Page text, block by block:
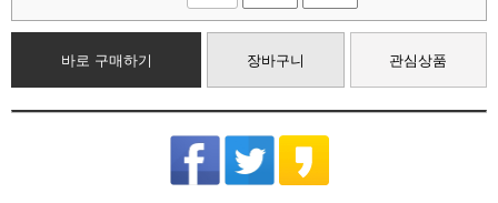
바로 구매하기 장바구니 관심상품